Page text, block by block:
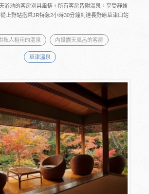
浴池的客房別具風情。所有客房皆附溫泉。享受靜謐
上野站搭乘JR特急2小時30分鐘到達長野原草津口站
私人租用的溫泉 內設露天風呂的客房
草津溫泉